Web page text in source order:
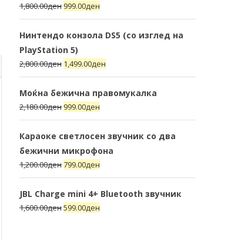
1,800.00ден 999.00ден
Нинтендо конзола DS5 (со изглед на
PlayStation 5)
2,800.00ден 1,499.00ден
Моќна бежична правомукалка
2,180.00ден 999.00ден
Караоке светлосен звучник со два
бежични микрофона
1,200.00ден799.00ден
JBL Charge mini 4+ Bluetooth звучник
1,600.00ден599.00ден